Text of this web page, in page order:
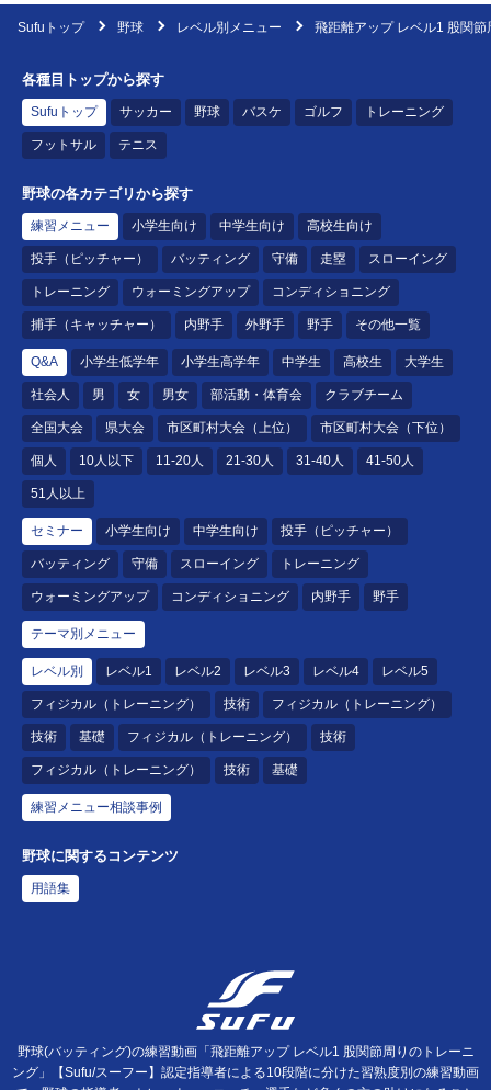
Sufuトップ 野球 レベル別メニュー 飛距離アップ レベル1 股関
各種目トップから探す
Sufuトップ サッカー 野球 バスケ ゴルフ トレーニング
フットサル テニス
野球の各カテゴリから探す
練習メニュー 小学生向け 中学生向け 高校生向け
投手（ピッチャー） バッティング 守備 走塁 スローイング
トレーニング ウォーミングアップ コンディショニング
捕手（キャッチャー） 内野手 外野手 野手 その他一覧
Q&A 小学生低学年 小学生高学年 中学生 高校生 大学生
社会人 男 女 男女 部活動・体育会 クラブチーム
全国大会 県大会 市区町村大会（上位） 市区町村大会（下位）
個人 10人以下 11-20人 21-30人 31-40人 41-50人
51人以上
セミナー 小学生向け 中学生向け 投手（ピッチャー）
バッティング 守備 スローイング トレーニング
ウォーミングアップ コンディショニング 内野手 野手
テーマ別メニュー
レベル別 レベル1 レベル2 レベル3 レベル4 レベル5
フィジカル（トレーニング） 技術 フィジカル（トレーニング）
技術 基礎 フィジカル（トレーニング） 技術
フィジカル（トレーニング） 技術 基礎
練習メニュー相談事例
野球に関するコンテンツ
用語集
野球(バッティング)の練習動画「飛距離アップ レベル1 股関節周りのトレーニ
ング」【Sufu/スーフー】認定指導者による10段階に分けた習熟度別の練習動画